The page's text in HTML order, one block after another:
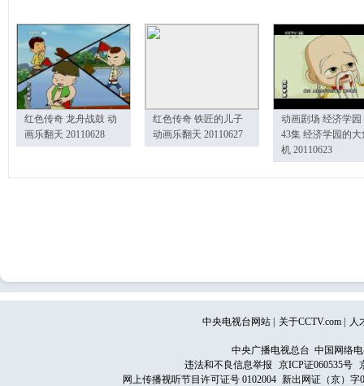
红色传奇 龙舟战鼓 动
画乐翻天 20110628
红色传奇 铁匠的儿子
动画乐翻天 20110627
动画剧场 经济学园
43集 经济学园的大
机 20110623
中央电视台网站 关于CCTV.com 人
中央广播电视总台 中国网络
违法和不良信息举报
京ICP证060535号
网上传播视听节目许可证号 0102004 新出网证（京）